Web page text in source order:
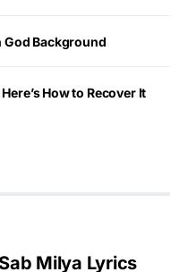
God Background
How to Recover It
Milya Lyrics